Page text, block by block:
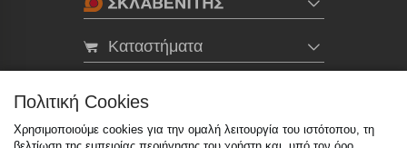
Καταστήματα
eMarket
Πολιτική Cookies
Χρησιμοποιούμε cookies για την ομαλή λειτουργία του ιστότοπου, τη